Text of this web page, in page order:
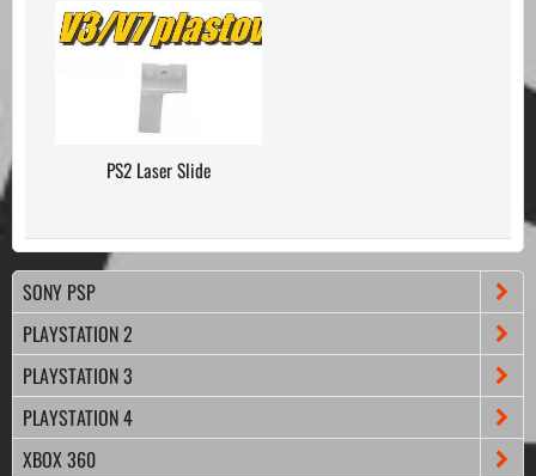
PS2 Laser Slide
SONY PSP
PLAYSTATION 2
PLAYSTATION 3
PLAYSTATION 4
XBOX 360